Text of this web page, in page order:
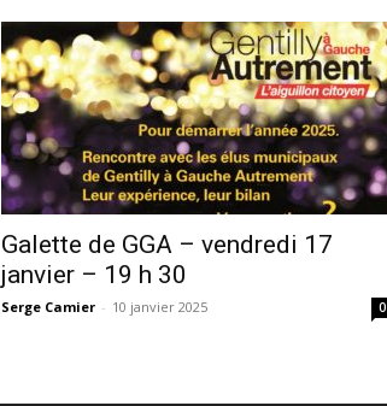
Galette de GGA – vendredi 17
janvier – 19 h 30
Serge Camier - 10 janvier 2025 0